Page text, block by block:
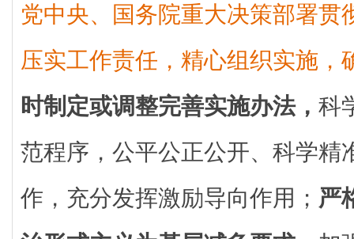
党中央、国务院重大决策部署贯
压实工作责任，精心组织实施，
时制定或调整完善实施办法， 科
范程序，公平公正公开、科学精
作，充分发挥激励导向作用； 严